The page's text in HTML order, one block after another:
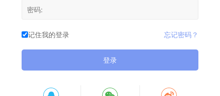
记住我的登录 忘记密码？
登录